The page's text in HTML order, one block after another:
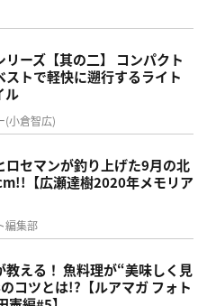
ーズ【其の二】 コンパクト
ストで軽快に遡行するライト
ル
(小倉智広)
ロセマンが釣り上げた9月の北
【広瀬達樹2020年メモリア
編集部
教える！ 魚料理が“美味しく見
コツとは!?【ルアマガ フォト